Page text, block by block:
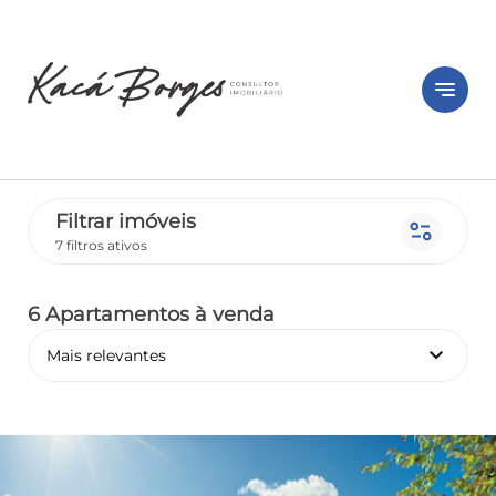
notes
Filtrar imóveis
7 filtros ativos page_info
6 Apartamentos à venda
Mais relevantes keyboard_arrow_down